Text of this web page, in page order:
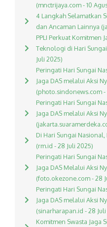
(mnctrijaya.com - 10
4 Langkah Selamatkan
dan Ancaman Lainnya
PPLI Perkuat Komitmen
Teknologi di Hari
Juli 2025)
Peringati Hari Sungai
Jaga DAS melalui Aksi
(photo.sindonews.com -
Peringati Hari Sungai
Jaga DAS melalui Aksi
Di Hari Sungai Nasional,
(rm.id - 28 Juli 2025)
Peringati Hari Sungai
Jaga DAS Melalui Aksi
(foto.okezone.com - 28
Peringati Hari Sungai
Jaga DAS melalui Aksi
(sinarharapan.id - 28
Komitmen Swasta Jaga